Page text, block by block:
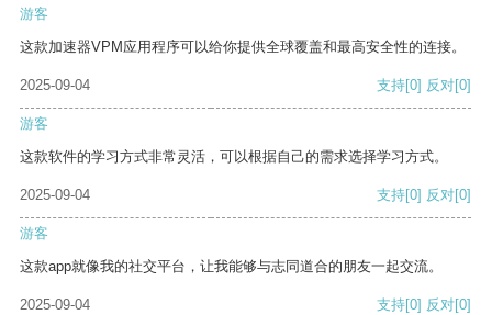
游客
这款加速器VPM应用程序可以给你提供全球覆盖和最高安全性的连接。
2025-09-04 支持[0] 反对[0]
游客
这款软件的学习方式非常灵活，可以根据自己的需求选择学习方式。
2025-09-04 支持[0] 反对[0]
游客
这款app就像我的社交平台，让我能够与志同道合的朋友一起交流。
2025-09-04 支持[0] 反对[0]